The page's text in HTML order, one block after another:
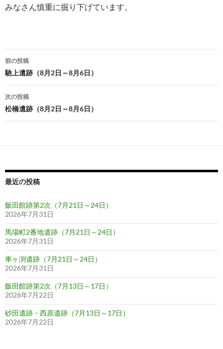
みなさん慎重に掘り下げています。
投
稿
ナ
ビ
ゲ
ー
ョ
前の投稿
馳上遺跡（8月2日～8月6日）
次の投稿
松橋遺跡（8月2日～8月6日）
最近の投稿
飯田館跡第2次（7月21日～24日）
2026年7月31日
馬場町2番地遺跡（7月21日～24日）
2026年7月31日
車ヶ渕遺跡（7月21日～24日）
2026年7月31日
飯田館跡第2次（7月13日～17日）
2026年7月22日
砂田遺跡・西原遺跡（7月13日～17日）
2026年7月22日